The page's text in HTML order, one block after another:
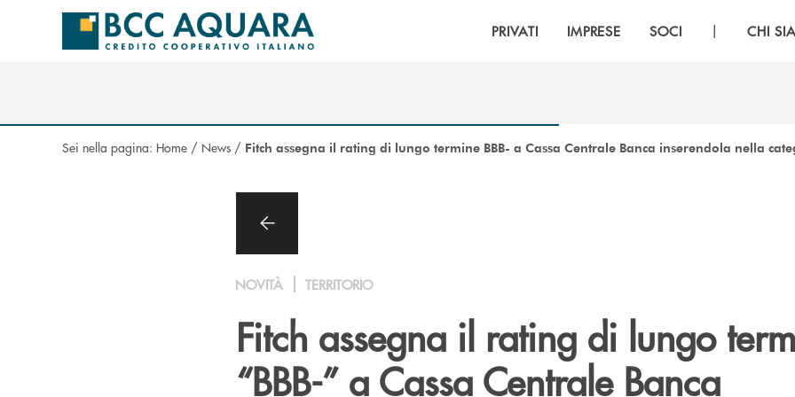
Salta al contenuto principale
PRIVATI IMPRESE SOCI | CHI
Sei nella pagina: Home / News / Fitch assegna il rating di lungo termine BBB- a Cassa Centrale Banca inserendola nella
NOVITÀ TERRITORIO
Fitch assegna il rating di lungo
“BBB-” a Cassa Centrale Banca